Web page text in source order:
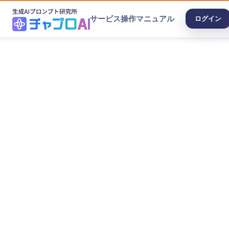
サービス操作マニュアル ログイン